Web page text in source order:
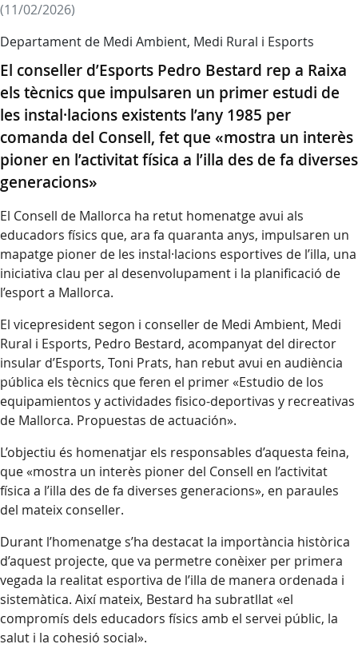
(11/02/2026)
Departament de Medi Ambient, Medi Rural i Esports
El conseller d’Esports Pedro Bestard rep a Raixa
els tècnics que impulsaren un primer estudi de
les instal·lacions existents l’any 1985 per
comanda del Consell, fet que «mostra un interès
pioner en l’activitat física a l’illa des de fa diverses
generacions»
El Consell de Mallorca ha retut homenatge avui als
educadors físics que, ara fa quaranta anys, impulsaren un
mapatge pioner de les instal·lacions esportives de l’illa, una
iniciativa clau per al desenvolupament i la planificació de
l’esport a Mallorca.
El vicepresident segon i conseller de Medi Ambient, Medi
Rural i Esports, Pedro Bestard, acompanyat del director
insular d’Esports, Toni Prats, han rebut avui en audiència
pública els tècnics que feren el primer «Estudio de los
equipamientos y actividades fisico-deportivas y recreativas
de Mallorca. Propuestas de actuación».
L’objectiu és homenatjar els responsables d’aquesta feina,
que «mostra un interès pioner del Consell en l’activitat
física a l’illa des de fa diverses generacions», en paraules
del mateix conseller.
Durant l’homenatge s’ha destacat la importància històrica
d’aquest projecte, que va permetre conèixer per primera
vegada la realitat esportiva de l’illa de manera ordenada i
sistemàtica. Així mateix, Bestard ha subratllat «el
compromís dels educadors físics amb el servei públic, la
salut i la cohesió social».